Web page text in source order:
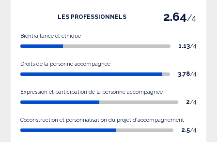
LES PROFESSIONNELS 2.64/4
Bientraitance et éthique
1.13/4
Droits de la personne accompagnée
3.78/4
Expression et participation de la personne accompagnée
2/4
Coconstruction et personnalisation du projet d'accompagnement
2.5/4